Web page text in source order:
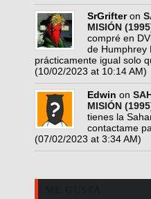
SrGrifteron
MISIÓN
compré en
de Humphrey
prácticamente igual solo
(10/02/2023 at 10:14 AM)
Edwin on
MISIÓN
tienes la
contactame
(07/02/2023 at 3:34 AM)